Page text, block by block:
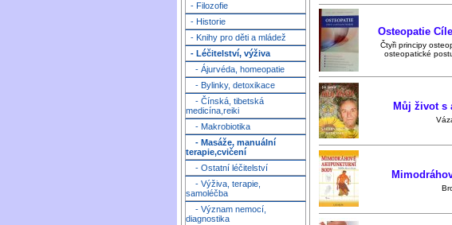
- Filozofie
- Historie
- Knihy pro děti a mládež
- Léčitelství, výživa
- Ájurvéda, homeopatie
- Bylinky, detoxikace
- Čínská, tibetská
medicína,reiki
- Makrobiotika
- Masáže, manuální
terapie,cvičení
- Ostatní léčitelství
- Výživa, terapie,
samoléčba
- Význam nemocí,
diagnostika
Osteopatie
Čtyři principy
osteopatické
Můj život s